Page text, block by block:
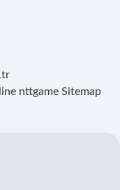
nttgame Sitemap